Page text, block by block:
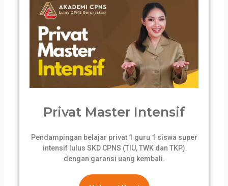
Privat Master Intensif
Pendampingan belajar privat 1 guru 1 siswa super
intensif lulus SKD CPNS (TIU, TWK dan TKP)
dengan garansi uang kembali.